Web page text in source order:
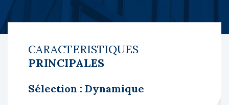
CARACTERISTIQUES
PRINCIPALES
Sélection : Dynamique